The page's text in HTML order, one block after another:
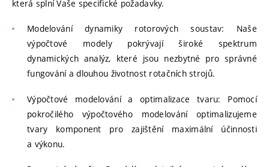
která splní Vaše specifické požadavky.
Modelování dynamiky rotorových soustav: Naše
výpočtové modely pokrývají široké spektrum
dynamických analýz, které jsou nezbytné pro správné
fungování a dlouhou životnost rotačních strojů.
Výpočtové modelování a optimalizace tvaru: Pomocí
pokročilého výpočtového modelování optimalizujeme
tvary komponent pro zajištění maximální účinnosti
a výkonu.